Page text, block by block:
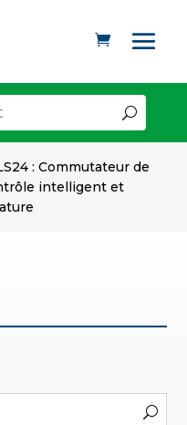
: Commutateur de
intelligent et